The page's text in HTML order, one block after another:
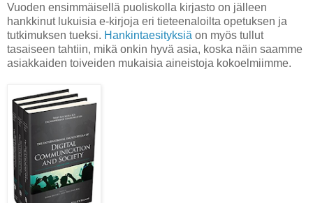
Vuoden ensimmäisellä puoliskolla kirjasto on jälleen
hankkinut lukuisia e-kirjoja eri tieteenaloilta opetuksen ja
tutkimuksen tueksi. Hankintaesityksiä on myös tullut
tasaiseen tahtiin, mikä onkin hyvä asia, koska näin saamme
asiakkaiden toiveiden mukaisia aineistoja kokoelmiimme.